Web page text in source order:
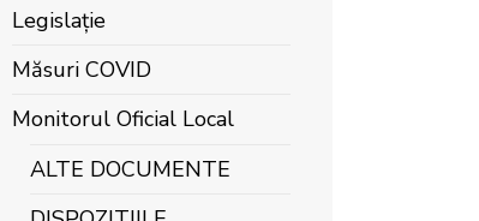
Legislație
Măsuri COVID
Monitorul Oficial Local
ALTE DOCUMENTE